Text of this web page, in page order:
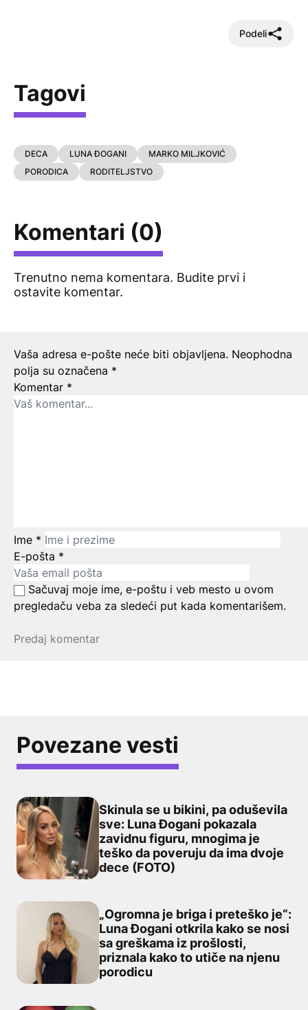
Podeli
Tagovi
DECA LUNA ĐOGANI
MARKO MILJKOVIĆ
PORODICA
RODITELJSTVO
Komentari (0)
Trenutno nema komentara. Budite prvi i
ostavite komentar.
Ostavite odgovor
Vaša adresa e-pošte neće biti objavljena. Neophodna
polja su označena *
Komentar *
Ime *
E-pošta *
Sačuvaj moje ime, e-poštu i veb mesto u ovom
pregledaču veba za sledeći put kada komentarišem.
Povezane vesti
Skinula se u bikini, pa oduševila sve: Luna Đogani
Skinula se u bikini, pa oduševila
sve: Luna Đogani pokazala
zavidnu figuru, mnogima je
teško da poveruju da ima dvoje
dece (FOTO)
„Ogromna je briga i preteško je“: Luna Đogani otkrila
„Ogromna je briga i preteško je“:
Luna Đogani otkrila kako se nosi
sa greškama iz prošlosti,
priznala kako to utiče na njenu
porodicu